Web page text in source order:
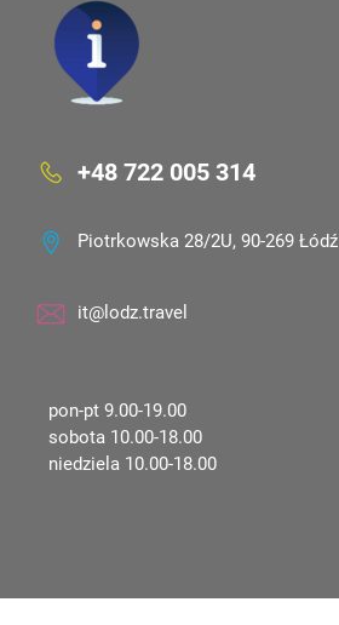
+48 722 005 314
Piotrkowska 28/2U, 90-269 Łódź
it@lodz.travel
pon-pt 9.00-19.00
sobota 10.00-18.00
niedziela 10.00-18.00